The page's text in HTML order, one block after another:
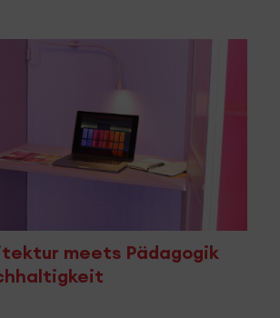
meets Pädagogik